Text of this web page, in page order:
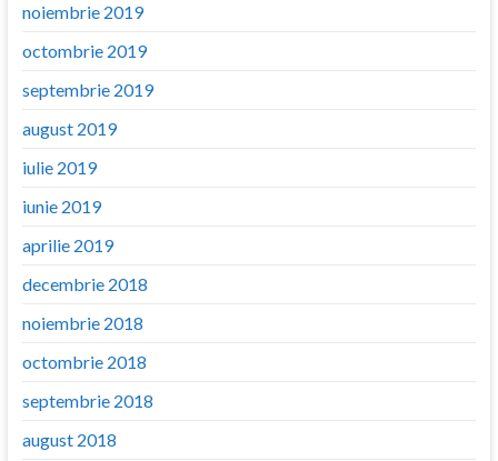
noiembrie 2019
octombrie 2019
septembrie 2019
august 2019
iulie 2019
iunie 2019
aprilie 2019
decembrie 2018
noiembrie 2018
octombrie 2018
septembrie 2018
august 2018